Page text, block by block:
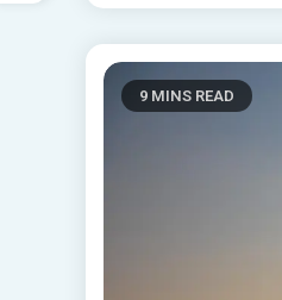
9 MINS READ